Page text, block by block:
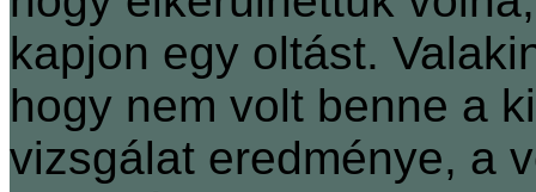
kapjon egy oltást.
hogy nem volt benne a
vizsgálat eredménye, a